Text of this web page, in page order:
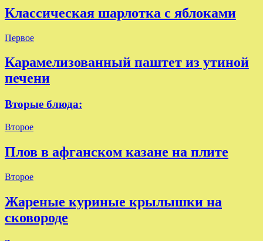
Классическая шарлотка с яблоками
Первое
Карамелизованный паштет из утиной
печени
Вторые блюда:
Второе
Плов в афганском казане на плите
Второе
Жареные куриные крылышки на
сковороде